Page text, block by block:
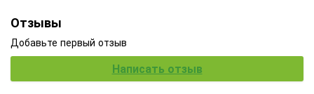
Отзывы
Добавьте первый отзыв
Написать отзыв